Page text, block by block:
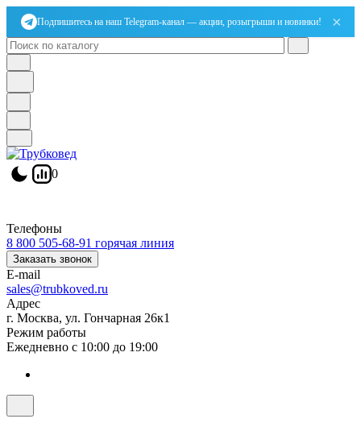
Подпишитесь на наш Telegram-канал — акции, розыгрыши и новинки! ×
0
Телефоны
8 800 505-68-91 горячая линия
Заказать звонок
E-mail
sales@trubkoved.ru
Адрес
г. Москва, ул. Гончарная 26к1
Режим работы
Ежедневно с 10:00 до 19:00